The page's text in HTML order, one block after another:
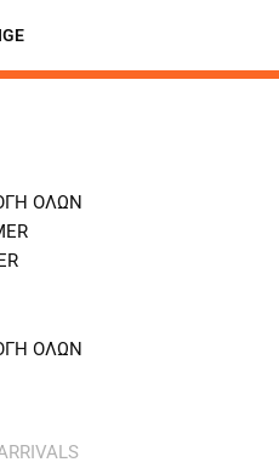
ΟΛΩΝ
ΟΛΩΝ